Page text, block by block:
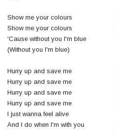
Show me your colours
Show me your colours
'Cause without you I'm blue
(Without you I'm blue)
Hurry up and save me
Hurry up and save me
Hurry up and save me
Hurry up and save me
I just wanna feel alive
And I do when I'm with you